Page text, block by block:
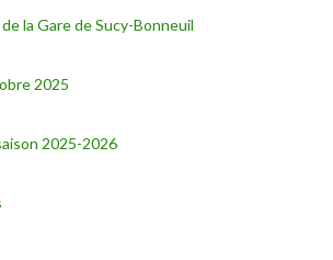
la Gare de Sucy-Bonneuil
2025
2025-2026